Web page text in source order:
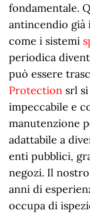
fondamentale.
antincendio già
come i sistemi
periodica
può essere
Protection srl
impeccabile e
manutenzione
adattabile a
enti pubblici,
negozi. Il
anni di
occupa di